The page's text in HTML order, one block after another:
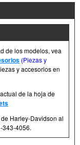
de los modelos, vea
(Piezas y
y accesorios en
de la hoja de
Harley-Davidson al
343-4056.